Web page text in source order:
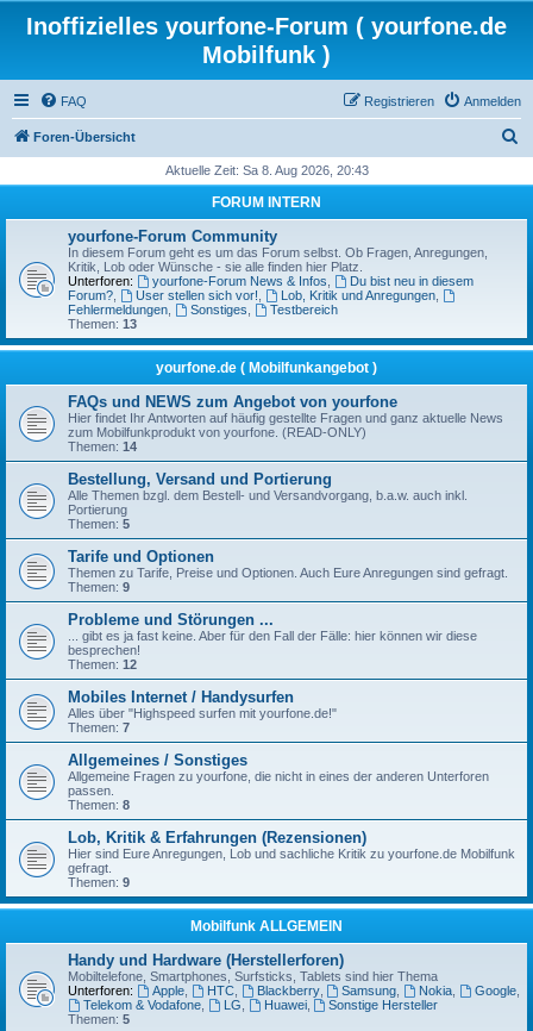
Inoffizielles yourfone-Forum ( yourfone.de
Mobilfunk )
FAQ Anmelden
Registrieren
Foren-Übersicht
h
Aktuelle Zeit: Sa 8. Aug 2026, 20:43
FORUM INTERN
yourfone-Forum Community
In diesem Forum geht es um das Forum selbst. Ob Fragen, Anregungen,
Kritik, Lob oder Wünsche - sie alle finden hier Platz.
Unterforen:
yourfone-Forum News & Infos
Du bist neu in diesem
Forum?
User stellen sich vor! Lob, Kritik und Anregungen,
Fehlermeldungen
Sonstiges
Testbereich
Themen: 13
yourfone.de ( Mobilfunkangebot )
FAQs und NEWS zum Angebot von yourfone
Hier findet Ihr Antworten auf häufig gestellte Fragen und ganz aktuelle News
zum Mobilfunkprodukt von yourfone. (READ-ONLY)
Themen: 14
Bestellung, Versand und Portierung
Alle Themen bzgl. dem Bestell- und Versandvorgang, b.a.w. auch inkl.
Portierung
Themen: 5
Tarife und Optionen
Themen zu Tarife, Preise und Optionen. Auch Eure Anregungen sind gefragt.
Themen: 9
Probleme und Störungen ...
... gibt es ja fast keine. Aber für den Fall der Fälle: hier können wir diese
besprechen!
Themen: 12
Mobiles Internet / Handysurfen
Alles über "Highspeed surfen mit yourfone.de!"
Themen: 7
Allgemeines / Sonstiges
Allgemeine Fragen zu yourfone, die nicht in eines der anderen Unterforen
passen.
Themen: 8
Lob, Kritik & Erfahrungen (Rezensionen)
Hier sind Eure Anregungen, Lob und sachliche Kritik zu yourfone.de Mobilfunk
gefragt.
Themen: 9
Mobilfunk ALLGEMEIN
Handy und Hardware (Herstellerforen)
Mobiltelefone, Smartphones, Surfsticks, Tablets sind hier Thema
Unterforen:
Apple, HTC, Blackberry, Samsung Nokia Google
Telekom & Vodafone, LG Huawei,
Sonstige Hersteller
Themen: 5